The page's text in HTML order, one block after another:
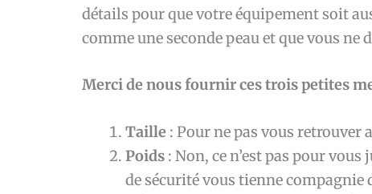
détails pour que votre équipement soit
comme une seconde peau et que vous ne
Merci de nous fournir ces trois petites
Taille : Pour ne pas vous retrouver
Poids : Non, ce n’est pas pour
de sécurité vous tienne compagnie